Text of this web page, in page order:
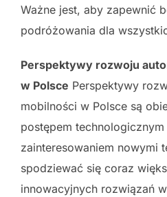
Ważne jest, aby zapewnić
podróżowania dla
Perspektywy rozwoju
w Polsce Perspektywy
mobilności w Polsce są
postępem
zainteresowaniem nowymi
spodziewać się coraz
innowacyjnych rozwiązań